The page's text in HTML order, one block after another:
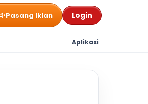
Pasang Iklan Login
Aplikasi